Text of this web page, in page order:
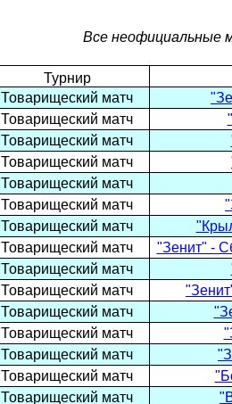
Все неофициальные
Турнир
Товарищеский матч
Товарищеский матч
Товарищеский матч
Товарищеский матч
Товарищеский матч
Товарищеский матч
Товарищеский матч
Товарищеский матч
"Зенит" -
Товарищеский матч
Товарищеский матч
Товарищеский матч
Товарищеский матч
Товарищеский матч
Товарищеский матч
Товарищеский матч